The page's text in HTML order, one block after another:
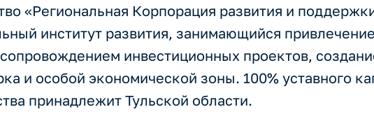
«Региональная Корпорация развития и
институт развития, занимающийся
инвестиционных проектов,
и особой экономической зоны. 100% уставного
принадлежит Тульской области.